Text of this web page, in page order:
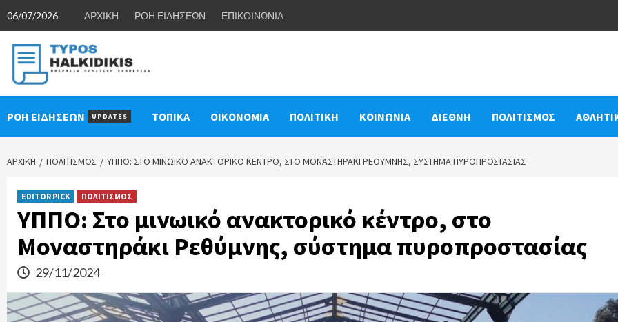
content
06/07/2026 ΑΡΧΙΚΗ ΡΟΗ ΕΙΔΗΣΕΩΝ ΕΠΙΚΟΙΝΩΝΙΑ
ΡΟΗ ΕΙΔΗΣΕΩΝ UPDATES ΤΟΠΙΚΑ ΟΙΚΟΝΟΜΙΑ ΠΟΛΙΤΙΚΗ ΚΟΙΝΩΝΙΑ ΔΙΕΘΝΗ ΠΟΛΙΤΙΣΜΟΣ
ΑΡΧΙΚΉ ΠΟΛΙΤΙΣΜΟΣ ΥΠΠΟ: ΣΤΟ ΜΙΝΩΙΚΌ ΑΝΑΚΤΟΡΙΚΌ ΚΈΝΤΡΟ, ΣΤΟ ΜΟΝΑΣΤΗΡΆΚΙ ΡΕΘΎΜΝΗΣ, ΣΎΣΤΗΜΑ ΠΥΡΟΠΡΟΣΤΑΣΊΑΣ
EDITOR PICK ΠΟΛΙΤΙΣΜΟΣ
ΥΠΠΟ: Στο μινωικό ανακτορικό κέντρο, στο
Μοναστηράκι Ρεθύμνης, σύστημα πυροπροστασίας
29/11/2024